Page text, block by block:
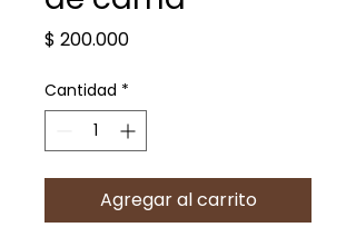
$ 200.000Precio
Cantidad *
Agregar al carrito